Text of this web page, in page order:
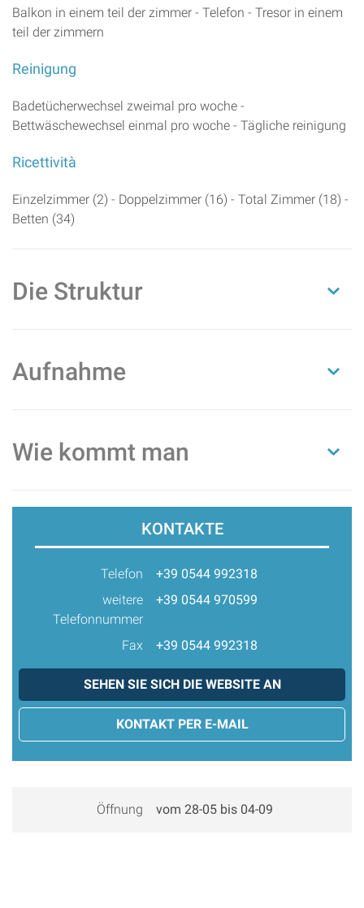
Balkon in einem teil der zimmer - Telefon - Tresor in einem
teil der zimmern
Reinigung
Badetücherwechsel zweimal pro woche -
Bettwäschewechsel einmal pro woche - Tägliche reinigung
Ricettività
Einzelzimmer (2) - Doppelzimmer (16) - Total Zimmer (18) -
Betten (34)
Die Struktur
Aufnahme
Wie kommt man
KONTAKTE
Telefon
+39 0544 992318
weitere
Telefonnummer
+39 0544 970599
Fax +39 0544 992318
SEHEN SIE SICH DIE WEBSITE AN
KONTAKT PER E-MAIL
Öffnung vom 28-05 bis 04-09